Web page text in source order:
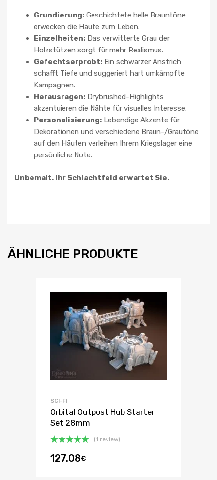
Grundierung: Geschichtete helle Brauntöne
erwecken die Häute zum Leben.
Einzelheiten: Das verwitterte Grau der
Holzstützen sorgt für mehr Realismus.
Gefechtserprobt: Ein schwarzer Anstrich
schafft Tiefe und suggeriert hart umkämpfte
Kampagnen.
Herausragen: Drybrushed-Highlights
akzentuieren die Nähte für visuelles Interesse.
Personalisierung: Lebendige Akzente für
Dekorationen und verschiedene Braun-/Grautöne
auf den Häuten verleihen Ihrem Kriegslager eine
persönliche Note.
Unbemalt. Ihr Schlachtfeld erwartet Sie.
ÄHNLICHE PRODUKTE
SCI-FI
Orbital Outpost Hub Starter
Set 28mm
mit5.00
(1 review)
127.08€